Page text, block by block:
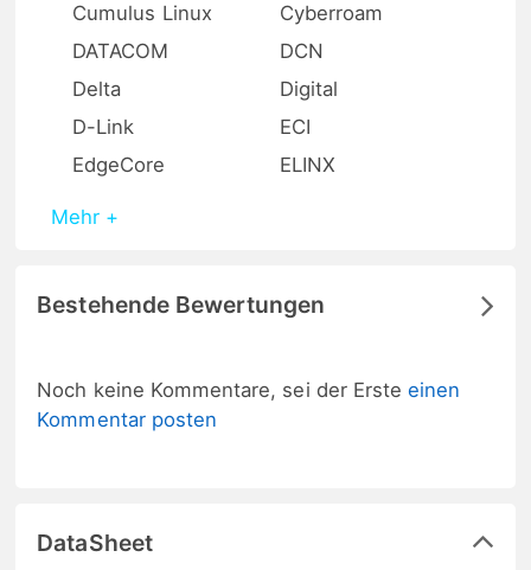
Cumulus Linux
Cyberroam
DATACOM
DCN
Delta
Digital
D-Link
ECI
EdgeCore
ELINX
Mehr +
Bestehende Bewertungen
Noch keine Kommentare, sei der Ersteeinen
Kommentar posten
DataSheet